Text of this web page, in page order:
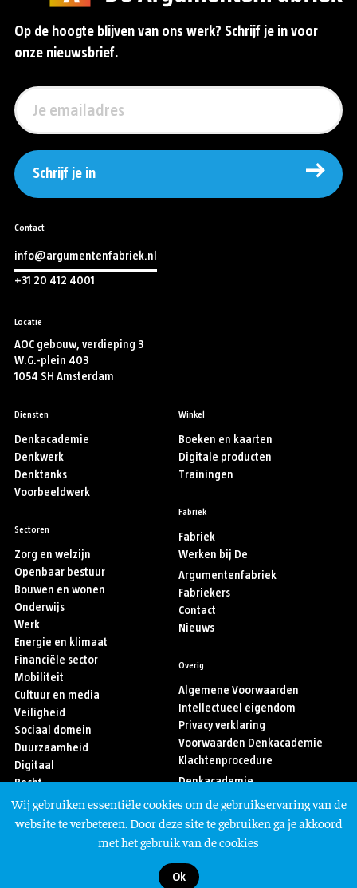
Op de hoogte blijven van ons werk? Schrijf je in voor
onze nieuwsbrief.
Schrijf je in
Contact
info@argumentenfabriek.nl
+31 20 412 4001
Locatie
AOC gebouw, verdieping 3
W.G.-plein 403
1054 SH Amsterdam
Diensten
Denkacademie
Denkwerk
Denktanks
Voorbeeldwerk
Sectoren
Zorg en welzijn
Openbaar bestuur
Bouwen en wonen
Onderwijs
Werk
Energie en klimaat
Financiële sector
Mobiliteit
Cultuur en media
Veiligheid
Sociaal domein
Duurzaamheid
Digitaal
Recht
Sport
Asiel en migratie
Winkel
Boeken en kaarten
Digitale producten
Trainingen
Fabriek
Fabriek
Werken bij De
Argumentenfabriek
Fabriekers
Contact
Nieuws
Overig
Algemene Voorwaarden
Intellectueel eigendom
Privacy verklaring
Voorwaarden Denkacademie
Klachtenprocedure
Denkacademie
Volg ons
Wij gebruiken essentiële cookies om de gebruikservaring van de
website te verbeteren. Door deze site te gebruiken ga je akkoord
met het gebruik van de cookies
Ok